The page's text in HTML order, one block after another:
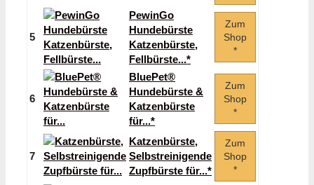
5
PewinGo
Hundebürste
Katzenbürste,
Fellbürste...*
Zum
Shop
*
6
BluePet®
Hundebürste &
Katzenbürste
für...*
Zum
Shop
*
7
Katzenbürste,
Selbstreinigende
Zupfbürste für...*
Zum
Shop
*